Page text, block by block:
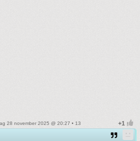
28 november 2025 @ 20:27 • 13